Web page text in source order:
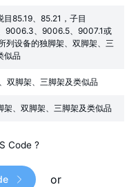
目85.19、85.21，子目
9006.3、9006.5、9007.1或
列设备的独脚架、双脚架、三
似品
双脚架、三脚架及类似品
架、双脚架、三脚架及类似品
Code ?
or